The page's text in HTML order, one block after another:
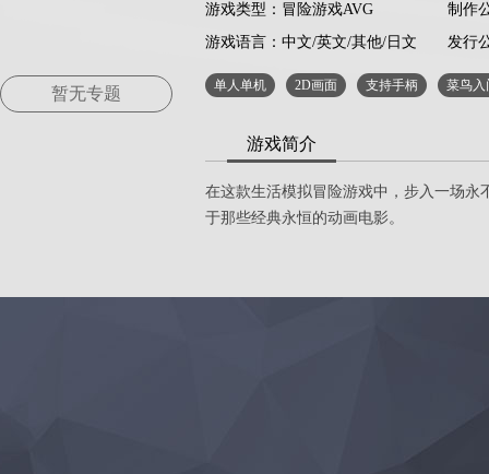
暂无专题
游戏类型：冒险游戏AVG
制作
游戏语言： 中文/英文/其他/日文 发行
单人单机 2D画面 支持手柄 菜鸟入
游戏简介
在这款生活模拟冒险游戏中，步入一场
于那些经典永恒的动画电影。